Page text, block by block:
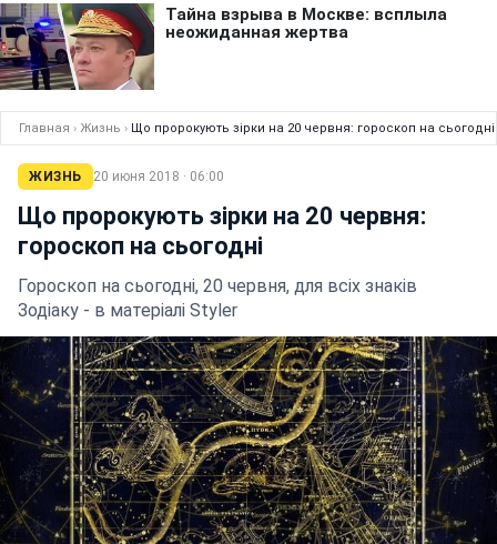
Главная › Жизнь › Що пророкують зірки на 20 червня: гороскоп на сьогодні
ЖИЗНЬ 20 июня 2018 · 06:00
Що пророкують зірки на 20 червня:
гороскоп на сьогодні
Гороскоп на сьогодні, 20 червня, для всіх знаків
Зодіаку - в матеріалі Styler